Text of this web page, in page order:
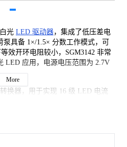
光 LED 驱动器，集成了低压差电
具备 1×/1.5× 分数工作模式，可
效开环电阻较小，SGM3142 非常
LED 应用，电源电压范围为 2.7V
换器，用于实现 16 级 LED 电流
More